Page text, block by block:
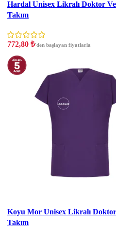
Hardal Unisex Likralı Doktor
Takım
772,80 ₺'den başlayan fiyatlarla
Koyu Mor Unisex Likralı
Takım